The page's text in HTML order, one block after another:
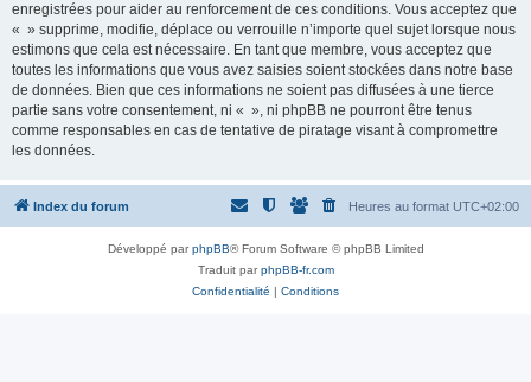
enregistrées pour aider au renforcement de ces conditions. Vous acceptez que
« » supprime, modifie, déplace ou verrouille n’importe quel sujet lorsque nous
estimons que cela est nécessaire. En tant que membre, vous acceptez que
toutes les informations que vous avez saisies soient stockées dans notre base
de données. Bien que ces informations ne soient pas diffusées à une tierce
partie sans votre consentement, ni « », ni phpBB ne pourront être tenus
comme responsables en cas de tentative de piratage visant à compromettre
les données.
Index du forum Heures au format UTC+02:00
Développé parphpBB® Forum Software © phpBB Limited
Traduit parphpBB-fr.com
Confidentialité | Conditions